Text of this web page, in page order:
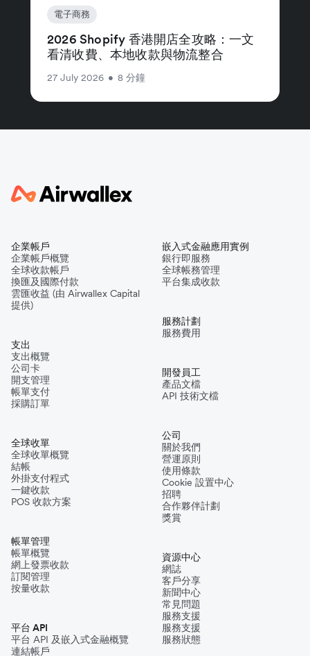
電子商務
2026 Shopify 香港開店全攻略：一文
看清收費、本地收款與物流整合
27 July 2026 • 8 分鐘
企業帳戶
企業帳戶概覽
全球收款帳戶
換匯及國際付款
雲匯收益 (由 Airwallex Capital
提供)
支出
支出概覽
公司卡
開支管理
帳單支付
採購訂單
全球收單
全球收單概覽
結帳
外掛支付程式
一鍵收款
POS 收款方案
帳單管理
帳單概覽
網上發票收款
訂閱管理
按量收款
平台 API
平台 API 及嵌入式金融概覽
連結帳戶
嵌入式金融應用實例
銀行即服務
全球帳務管理
平台集成收款
服務計劃
服務費用
開發員工
產品文檔
API 技術文檔
公司
關於我們
營運原則
使用條款
Cookie 設置中心
招聘
合作夥伴計劃
獎賞
資源中心
網誌
客戶分享
新聞中心
常見問題
服務支援
服務支援
服務狀態